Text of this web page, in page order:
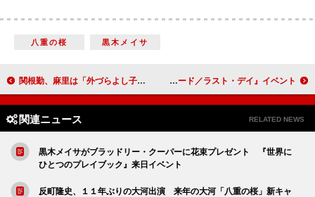
八重の桜 黒木メイサ
関根勤、麻里は「外づらよし子」 Ｋと麻里の今後は「予定無い」 酒井法子「守ってくれる男性が理想です」 『ダイ・ハード／ラスト・デイ』イベント
関連ニュース RELATED NEWS
黒木メイサがブラッドリー・クーパーに花束プレゼント 『世界に
ひとつのプレイブック』来日イベント
反町隆史、１１年ぶりの大河出演 来年の大河「八重の桜」新キャ